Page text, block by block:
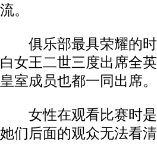
流。
俱乐部最具荣耀的时
白女王二世三度出席全
皇室成员也都一同出席。
女性在观看比赛时是
她们后面的观众无法看